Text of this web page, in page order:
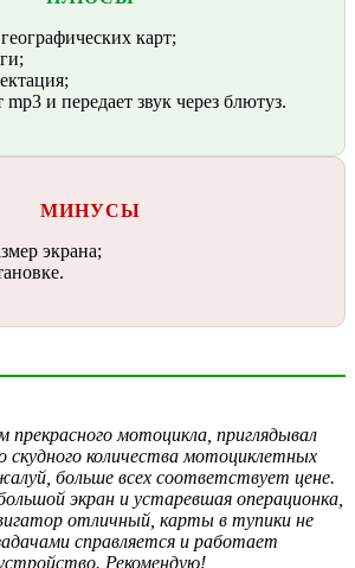
карт;
и передает звук через блютуз.
МИНУСЫ
экрана;
прекрасного мотоцикла, приглядывал
скудного количества мотоциклетных
больше всех соответствует цене.
экран и устаревшая операционка,
отличный, карты в тупики не
справляется и работает
Рекомендую!